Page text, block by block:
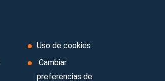
Uso de cookies
Cambiar
preferencias de